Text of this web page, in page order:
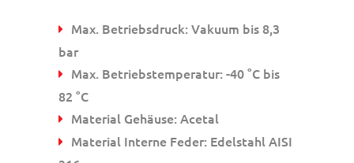
Max. Betriebsdruck: Vakuum bis 8,3
bar
Max. Betriebstemperatur: -40 °C bis
82 °C
Material Gehäuse: Acetal
Material Interne Feder: Edelstahl AISI